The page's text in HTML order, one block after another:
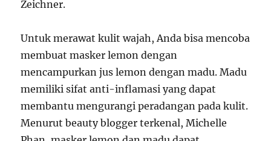
Zeichner.
Untuk merawat kulit wajah, Anda bisa mencoba
membuat masker lemon dengan
mencampurkan jus lemon dengan madu. Madu
memiliki sifat anti-inflamasi yang dapat
membantu mengurangi peradangan pada kulit.
Menurut beauty blogger terkenal, Michelle